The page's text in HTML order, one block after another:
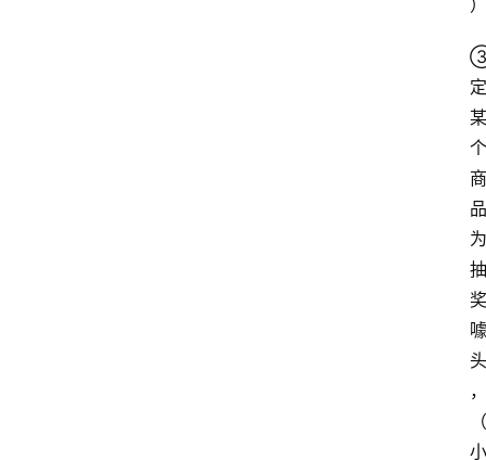
）
定
某
个
商
品
为
抽
奖
噱
头
，
（
小